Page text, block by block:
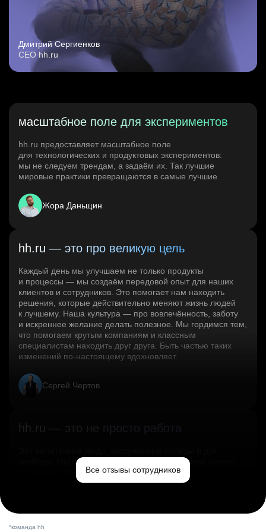
Дмитрий Сергиенков
CEO hh.ru
масштабное поле для экспериментов
hh.ru предоставляет масштабное поле
для технологических и продуктовых экспериментов:
мы не следуем трендам, а задаём их. Так лучшие
мировые практики превращаются в самые лучшие.
Жора Даньщин
hh.ru — это про великую цель
Каждый день мы улучшаем не только продукты
и процессы — мы создаём передовой опыт для наших
клиентов и сотрудников. Это помогает нам находить
решения, которые действительно меняют жизнь людей
к лучшему. Наша культура — про вовлечённость, заботу
и искреннее желание делать полезное. Мы гордимся тем,
что помогаем крутым компаниям и классным
специалистам находить друг друга. Быть частью таких
изменений по‑настоящему вдохновляет.
Сергей Чертов
hh.ru — это не просто работа
свободы. Мы помогаем миру и создаём лучший сервис
по поиску работы в стране.Все отзывы сотрудников
*команда hh